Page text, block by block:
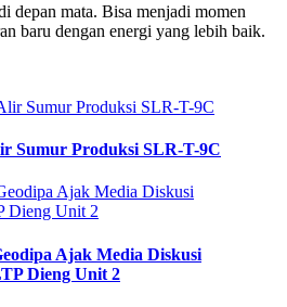
depan mata. Bisa menjadi momen
baru dengan energi yang lebih baik.
Sumur Produksi SLR-T-9C
Ajak Media Diskusi
Dieng Unit 2